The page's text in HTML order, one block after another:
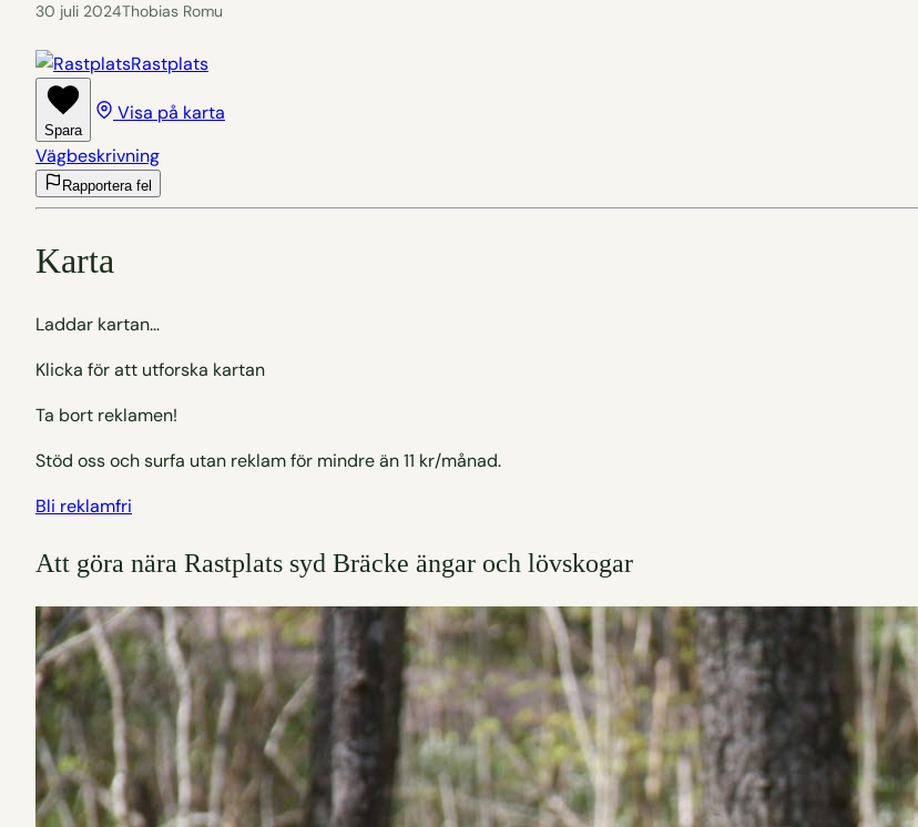
30 juli 2024Thobias Romu
Rastplats
Spara
Visa på karta
Vägbeskrivning
Rapportera fel
Karta
Laddar kartan…
Klicka för att utforska kartan
Ta bort reklamen!
Stöd oss och surfa utan reklam för mindre än 11 kr/månad.
Bli reklamfri
Att göra nära Rastplats syd Bräcke ängar och lövskogar